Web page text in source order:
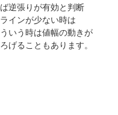
逆張りが有効と判断
インが少ない時は
いう時は値幅の動きが
げることもあります。